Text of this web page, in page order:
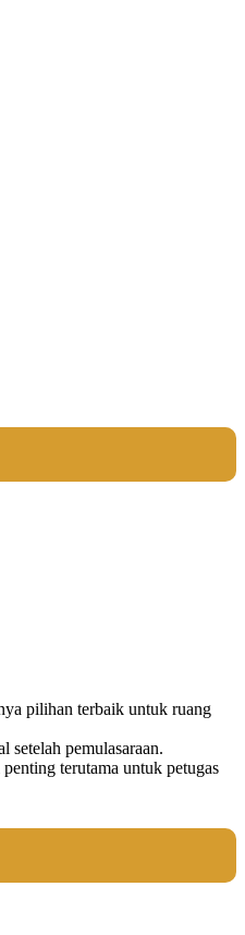
pilihan terbaik untuk ruang
setelah pemulasaraan.
terutama untuk petugas